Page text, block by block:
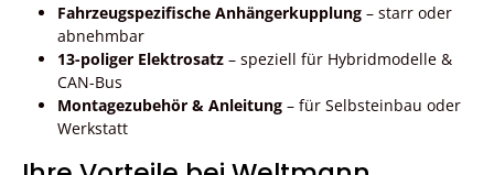
Fahrzeugspezifische Anhängerkupplung – starr oder
abnehmbar
13-poliger Elektrosatz – speziell für Hybridmodelle &
CAN-Bus
Montagezubehör & Anleitung – für Selbsteinbau oder
Werkstatt